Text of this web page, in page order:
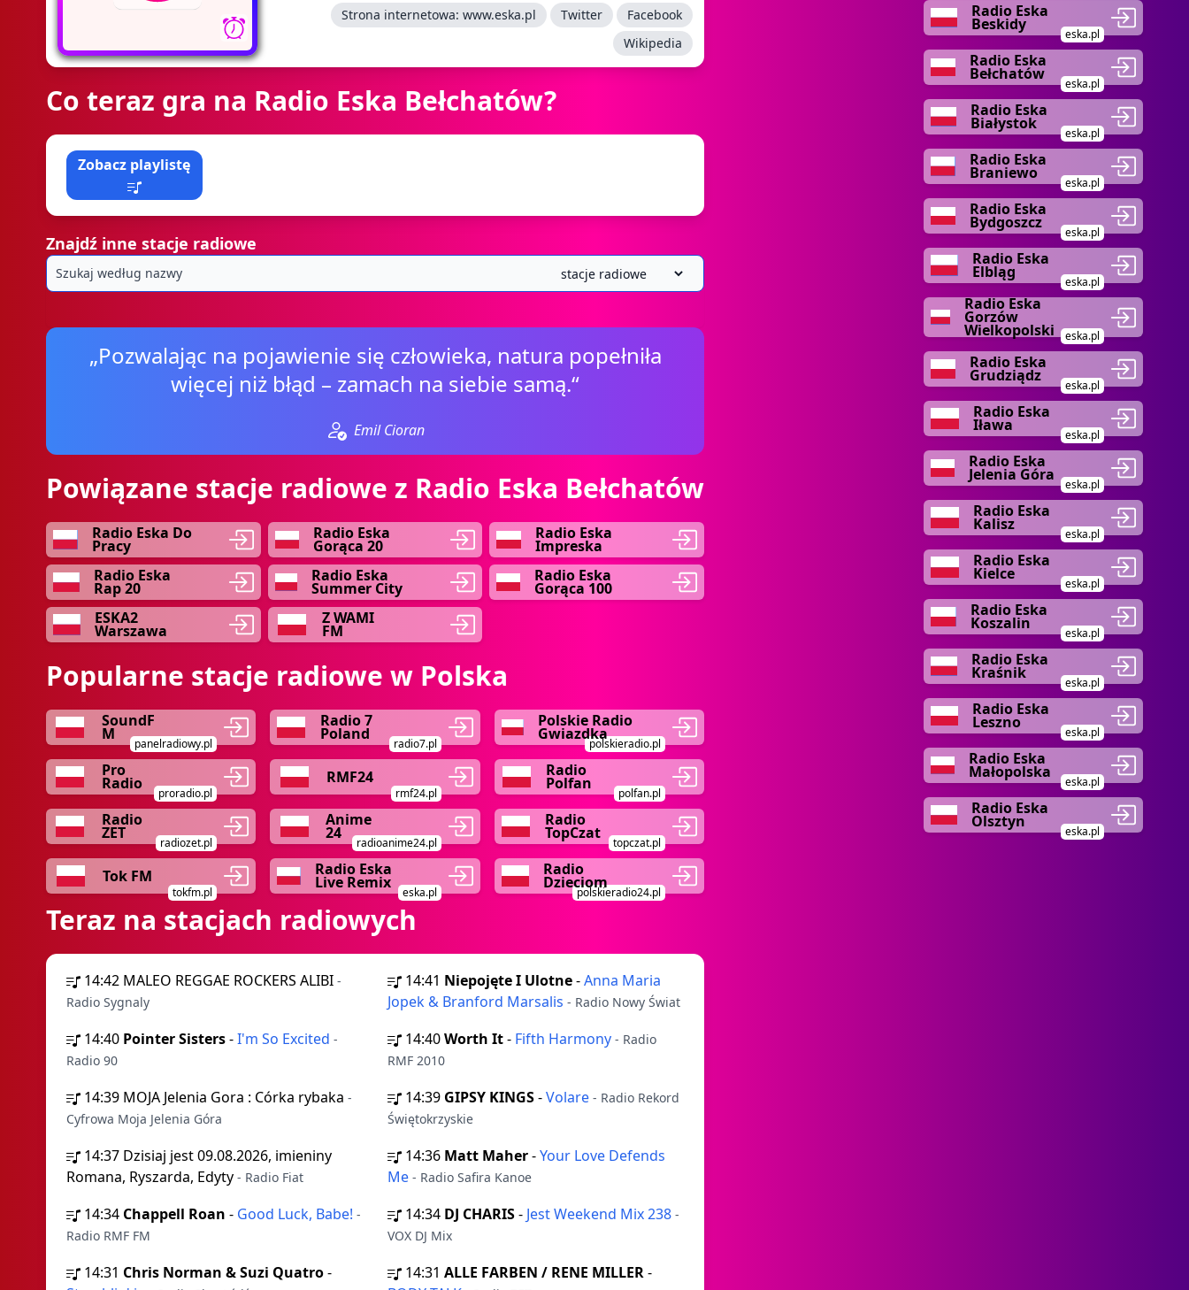
Strona internetowa: www.eska.pl Twitter
Facebook
Wikipedia
Co teraz gra na Radio Eska Bełchatów?
Zobacz playlistę
Znajdź inne stacje radiowe
„Pozwalając na pojawienie się człowieka, natura popełniła
więcej niż błąd – zamach na siebie samą.“
Emil Cioran
Powiązane stacje radiowe z Radio Eska Bełchatów
Radio Eska Do
Pracy
Radio Eska
Gorąca 20
Radio Eska
Impreska
Radio Eska
Rap 20
Radio Eska
Summer City
Radio Eska
Gorąca 100
ESKA2
Warszawa
Z WAMI
FM
Popularne stacje radiowe w Polska
SoundF
M
panelradiowy.pl
Radio 7
Poland
radio7.pl
Polskie Radio
Gwiazdka
polskieradio.pl
Pro
Radio
proradio.pl
RMF24
rmf24.pl
Radio
Polfan
polfan.pl
Radio
ZET
radiozet.pl
Anime
24
radioanime24.pl
Radio
TopCzat
topczat.pl
Tok FM
tokfm.pl
Radio Eska
Live Remix
eska.pl
Radio
Dzieciom
polskieradio24.pl
Teraz na stacjach radiowych
14:42 MALEO REGGAE ROCKERS ALIBI -
Radio Sygnaly
14:41 Niepojęte I Ulotne-Anna Maria
Jopek & Branford Marsalis - Radio Nowy Świat
14:40 Pointer Sisters-I'm So Excited -
Radio 90
14:40Worth It- Fifth Harmony - Radio
RMF 2010
14:39 MOJA Jelenia Gora : Córka rybaka -
Cyfrowa Moja Jelenia Góra
14:39 GIPSY KINGS-Volare - Radio Rekord
Świętokrzyskie
14:37 Dzisiaj jest 09.08.2026, imieniny
Romana, Ryszarda, Edyty - Radio Fiat
14:36 Matt Maher-Your Love Defends
Me - Radio Safira Kanoe
14:34 Chappell Roan - Good Luck, Babe! -
Radio RMF FM
14:34 DJ CHARIS- Jest Weekend Mix 238 -
VOX DJ Mix
14:31 Chris Norman & Suzi Quatro-
14:31 ALLE FARBEN / RENE MILLER-
Radio Eska
Beskidy
eska.pl
Radio Eska
Bełchatów
eska.pl
Radio Eska
Białystok
eska.pl
Radio Eska
Braniewo
eska.pl
Radio Eska
Bydgoszcz
eska.pl
Radio Eska
Elbląg
eska.pl
Radio Eska
Gorzów
Wielkopolski eska.pl
Radio Eska
Grudziądz
eska.pl
Radio Eska
Iława
eska.pl
Radio Eska
Jelenia Góra
eska.pl
Radio Eska
Kalisz
eska.pl
Radio Eska
Kielce
eska.pl
Radio Eska
Koszalin
eska.pl
Radio Eska
Kraśnik
eska.pl
Radio Eska
Leszno
eska.pl
Radio Eska
Małopolska
eska.pl
Radio Eska
Olsztyn
eska.pl